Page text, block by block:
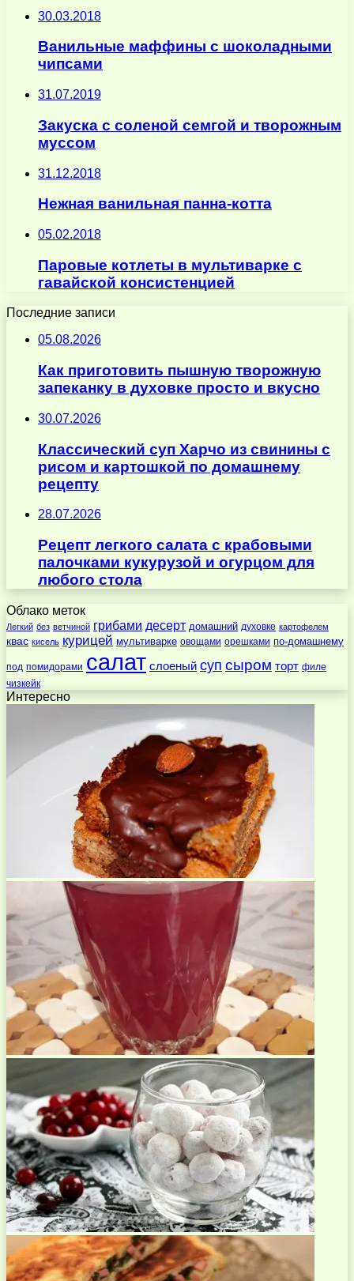
30.03.2018
Ванильные маффины с шоколадными
чипсами
31.07.2019
Закуска с соленой семгой и творожным
муссом
31.12.2018
Нежная ванильная панна-котта
05.02.2018
Паровые котлеты в мультиварке с
гавайской консистенцией
Последние записи
05.08.2026
Как приготовить пышную творожную
запеканку в духовке просто и вкусно
30.07.2026
Классический суп Харчо из свинины с
рисом и картошкой по домашнему
рецепту
28.07.2026
Рецепт легкого салата с крабовыми
палочками кукурузой и огурцом для
любого стола
Облако меток
Легкий без ветчиной грибами десерт домашний духовке картофелем
квас кисель курицей мультиварке овощами орешками по-домашнему
под помидорами салат слоеный суп сыром торт филе
чизкейк
Интересно